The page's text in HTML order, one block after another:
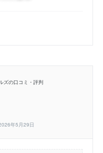
ズの口コミ・評判
年5月29日